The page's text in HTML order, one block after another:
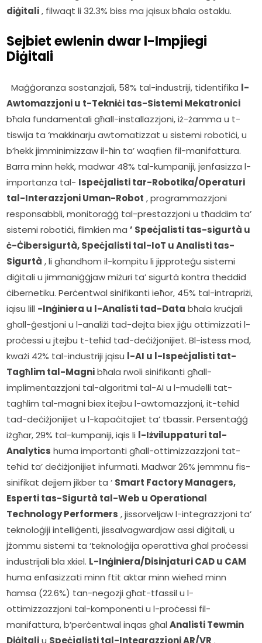
diġitali , filwaqt li 32.3% biss ma jqisux bħala ostaklu.
Sejbiet ewlenin dwar l-Impjiegi
Diġitali
  Maġġoranza sostanzjali, 58% tal-industriji, tidentifika
l-
Awtomazzjoni u t-Tekniċi tas-Sistemi Mekatronici
bħala fundamentali għall-installazzjoni, iż-żamma u t-
tiswija ta ‘makkinarju awtomatizzat u sistemi robotiċi, u
b’hekk jimminimizzaw il-ħin ta’ waqfien fil-manifattura.
Barra minn hekk, madwar 48% tal-kumpaniji, jenfasizza l-
importanza tal- Ispeċjalisti tar-Robotika/Operaturi
tal-Interazzjoni Uman-Robot , programmazzjoni
responsabbli, monitoraġġ tal-prestazzjoni u tħaddim ta’
sistemi robotiċi, flimkien ma ’ Speċjalisti tas-sigurtà u
ċ-Ċibersigurtà, Speċjalisti tal-IoT u Analisti tas-
Sigurtà , li għandhom il-kompitu li jipproteġu sistemi
diġitali u jimmaniġġjaw miżuri ta’ sigurtà kontra theddid
ċibernetiku. Perċentwal sinifikanti ieħor, 45% tal-intrapriżi,
iqisu lill -Inġiniera u l-Analisti tad-Data bħala kruċjali
għall-ġestjoni u l-analiżi tad-dejta biex jiġu ottimizzati l-
proċessi u jtejbu t-teħid tad-deċiżjonijiet. Bl-istess mod,
kważi 42% tal-industriji jqisu l-AI u l-Ispeċjalisti tat-
Tagħlim tal-Magni bħala rwoli sinifikanti għall-
implimentazzjoni tal-algoritmi tal-AI u l-mudelli tat-
tagħlim tal-magni biex itejbu l-awtomazzjoni, it-teħid
tad-deċiżjonijiet u l-kapaċitajiet ta’ tbassir. Persentaġġ
iżgħar, 29% tal-kumpaniji, iqis li l-Iżviluppaturi tal-
Analytics huma importanti għall-ottimizzazzjoni tat-
teħid ta’ deċiżjonijiet infurmati. Madwar 26% jemmnu fis-
sinifikat dejjem jikber ta ‘ Smart Factory Managers,
Esperti tas-Sigurtà tal-Web u Operational
Technology Performers , jissorveljaw l-integrazzjoni ta’
teknoloġiji intelliġenti, jissalvagwardjaw assi diġitali, u
jżommu sistemi ta ‘teknoloġija operattiva għal proċessi
industrijali bla xkiel. L-Inġiniera/Disinjaturi CAD u CAM
huma enfasizzati minn ftit aktar minn wieħed minn
ħamsa (22.6%) tan-negozji għat-tfassil u l-
ottimizzazzjoni tal-komponenti u l-proċessi fil-
manifattura, b’perċentwal inqas għal Analisti Tewmin